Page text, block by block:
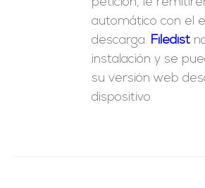
automático con el
descarga. Filedist
instalación y se
su versión web
dispositivo.